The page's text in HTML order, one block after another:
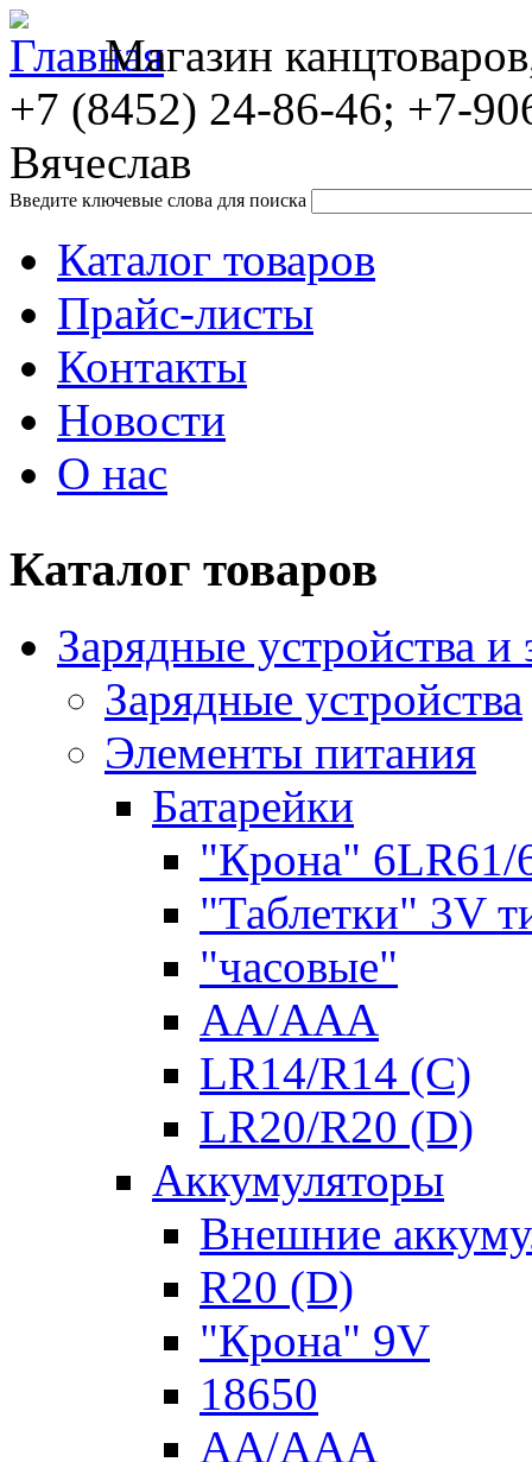
Магазин
+7 (8452) 24-86-46; +7-
Вячеслав
Введите ключевые слова для поиска
Каталог товаров
Прайс-листы
Контакты
Новости
О нас
Каталог товаров
Зарядные устройства
Зарядные устройства
Элементы питания
Батарейки
"Крона" 6LR61/
"Таблетки" 3V
"часовые"
AA/AAA
LR14/R14 (C)
LR20/R20 (D)
Аккумуляторы
Внешние
R20 (D)
"Крона" 9V
18650
AA/AAA